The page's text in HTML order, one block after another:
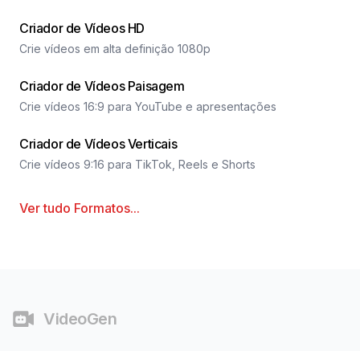
Criador de Vídeos HD
Crie vídeos em alta definição 1080p
Criador de Vídeos Paisagem
Crie vídeos 16:9 para YouTube e apresentações
Criador de Vídeos Verticais
Crie vídeos 9:16 para TikTok, Reels e Shorts
Ver tudo Formatos...
VideoGen